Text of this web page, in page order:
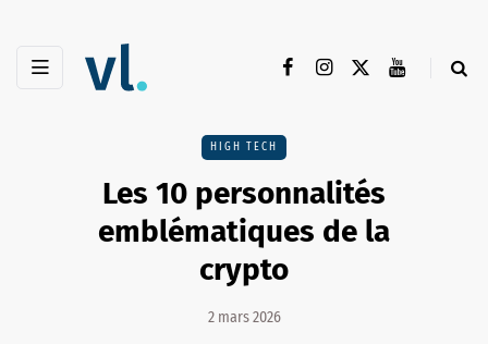
HIGH TECH
Les 10 personnalités
emblématiques de la
crypto
2 mars 2026